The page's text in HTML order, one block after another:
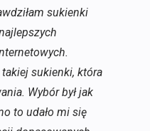
sukienki
sukienki, która
Wybór był jak
to udało mi się